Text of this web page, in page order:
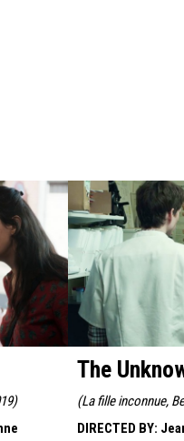
)
The
(La fille inconnue,
DIRECTED BY: